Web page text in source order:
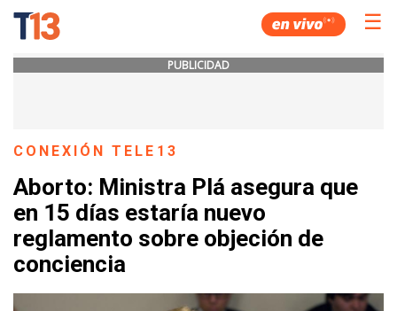
☰
PUBLICIDAD
CONEXIÓN TELE13
Aborto: Ministra Plá asegura que
en 15 días estaría nuevo
reglamento sobre objeción de
conciencia